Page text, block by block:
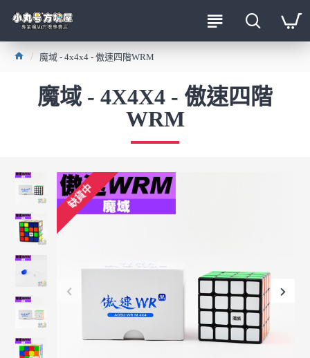
魔域 - 4x4x4 - 傲速四階WRM
魔域 - 4X4X4 - 傲速四階
WRM
缺貨中